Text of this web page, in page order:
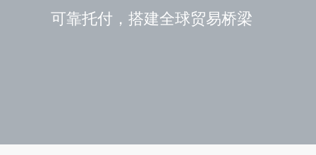
可靠托付，搭建全球贸易桥梁